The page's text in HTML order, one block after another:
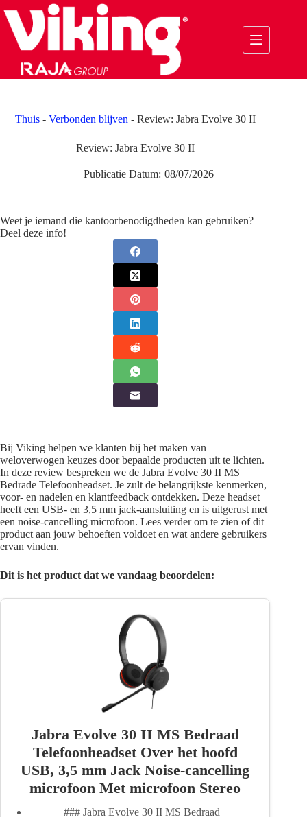
naar
inhoud
Thuis- Verbonden blijven - Review: Jabra Evolve 30 II
Review: Jabra Evolve 30 II
Publicatie Datum: 08/07/2026
Weet je iemand die kantoorbenodigdheden kan gebruiken?
Deel deze info!
Bij Viking helpen we klanten bij het maken van
weloverwogen keuzes door bepaalde producten uit te lichten.
In deze review bespreken we de Jabra Evolve 30 II MS
Bedrade Telefoonheadset. Je zult de belangrijkste kenmerken,
voor- en nadelen en klantfeedback ontdekken. Deze headset
heeft een USB- en 3,5 mm jack-aansluiting en is uitgerust met
een noise-cancelling microfoon. Lees verder om te zien of dit
product aan jouw behoeften voldoet en wat andere gebruikers
ervan vinden.
Dit is het product dat we vandaag beoordelen:
Jabra Evolve 30 II MS Bedraad
Telefoonheadset Over het hoofd
USB, 3,5 mm Jack Noise-cancelling
microfoon Met microfoon Stereo
### Jabra Evolve 30 II MS Bedraad